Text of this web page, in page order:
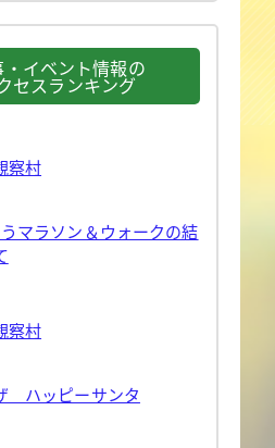
イベント情報の
セスランキング
察村
マラソン＆ウォークの結
察村
ハッピーサンタ